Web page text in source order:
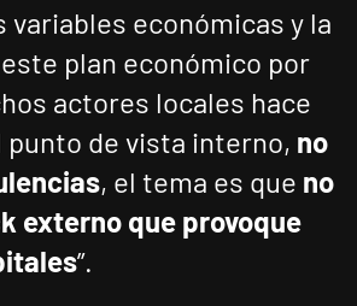
variables económicas y la
plan económico por
actores locales hace
punto de vista interno, no
, el tema es que no
externo que provoque
”.